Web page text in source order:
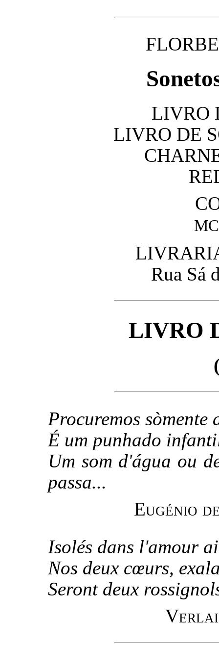
LIVRO
LIVRO DE
Rua Sá
LIVRO
Procuremos sòmente
É um punhado
Um som d'água ou
passa...
Eugénio
Isolés dans l'amour
Nos deux cœurs,
Seront deux